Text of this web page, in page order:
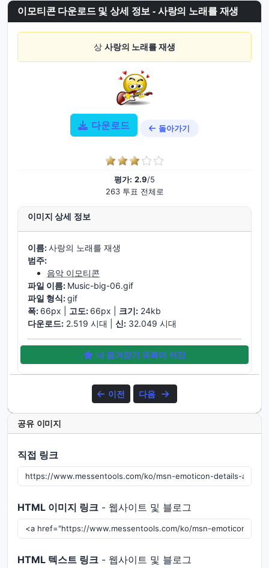
이모티콘 다운로드 및 상세 정보 - 사랑의 노래를 재생
상 사랑의 노래를 재생
다운로드 돌아가기
평가: 2.9/5
263 투표 전체로
이미지 상세 정보
이름:사랑의 노래를 재생
범주:
음악 이모티콘
파일 이름: Music-big-06.gif
파일 형식:gif
폭: 66px | 고도: 66px | 크기: 24kb
다운로드: 2.519 시대 | 신: 32.049 시대
내 즐겨찾기 목록에 저장
이전 다음
공유 이미지
직접 링크
HTML 이미지 링크 - 웹사이트 및 블로그
HTML 텍스트 링크 - 웹사이트 및 블로그